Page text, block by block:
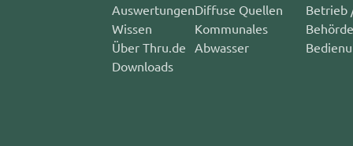
Auswertungen
Wissen
Über Thru.de
Downloads
Diffuse Quellen
Kommunales
Abwasser
Betrieb